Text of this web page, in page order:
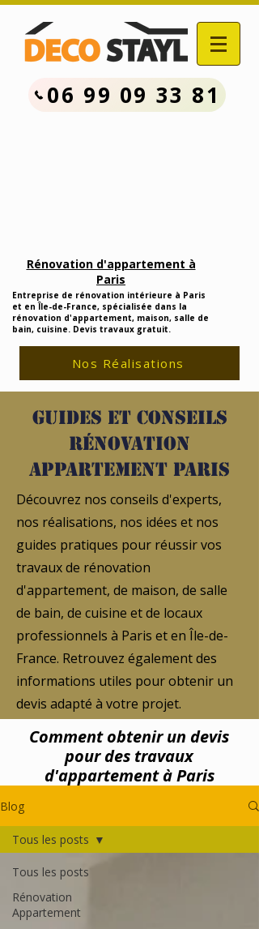
06 99 09 33 81
Rénovation d'appartement à
Paris
Entreprise de rénovation intérieure à Paris
et en Île-de-France, spécialisée dans la
rénovation d'appartement, maison, salle de
bain, cuisine. Devis travaux gratuit.
Nos Réalisations
Guides et conseils
rénovation
appartement Paris
Découvrez nos conseils d'experts,
nos réalisations, nos idées et nos
guides pratiques pour réussir vos
travaux de rénovation
d'appartement, de maison, de salle
de bain, de cuisine et de locaux
professionnels à Paris et en Île-de-
France. Retrouvez également des
informations utiles pour obtenir un
devis adapté à votre projet.
Comment obtenir un devis
pour des travaux
d'appartement à Paris
Blog
Tous les posts
Rénovation
Appartement
Tous les posts